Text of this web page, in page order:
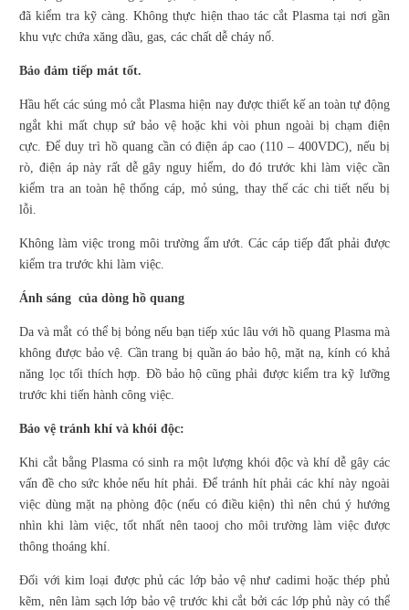
đã kiểm tra kỹ càng. Không thực hiện thao tác cắt Plasma tại nơi gần
khu vực chứa xăng dầu, gas, các chất dễ cháy nổ.
Bảo đảm tiếp mát tốt.
Hầu hết các súng mỏ cắt Plasma hiện nay được thiết kế an toàn tự động
ngắt khi mất chụp sứ bảo vệ hoặc khi vòi phun ngoài bị chạm điện
cực. Để duy trì hồ quang cần có điện áp cao (110 – 400VDC), nếu bị
rò, điện áp này rất dễ gây nguy hiểm, do đó trước khi làm việc cần
kiểm tra an toàn hệ thống cáp, mỏ súng, thay thế các chi tiết nếu bị
lỗi.
Không làm việc trong môi trường ẩm ướt. Các cáp tiếp đất phải được
kiểm tra trước khi làm việc.
Ánh sáng của dòng hồ quang
Da và mắt có thể bị bỏng nếu bạn tiếp xúc lâu với hồ quang Plasma mà
không được bảo vệ. Cần trang bị quần áo bảo hộ, mặt nạ, kính có khả
năng lọc tối thích hợp. Đồ bảo hộ cũng phải được kiểm tra kỹ lưỡng
trước khi tiến hành công việc.
Bảo vệ tránh khí và khói độc:
Khi cắt bằng Plasma có sinh ra một lượng khói độc và khí dễ gây các
vấn đề cho sức khỏe nếu hít phải. Để tránh hít phải các khí này ngoài
việc dùng mặt nạ phòng độc (nếu có điều kiện) thì nên chú ý hướng
nhìn khi làm việc, tốt nhất nên taooj cho môi trường làm việc được
thông thoáng khí.
Đối với kim loại được phủ các lớp bảo vệ như cadimi hoặc thép phủ
kẽm, nên làm sạch lớp bảo vệ trước khi cắt bởi các lớp phủ này có thể